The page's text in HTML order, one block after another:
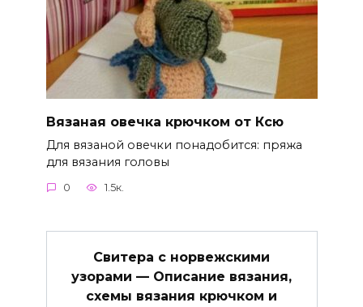
Вязаная овечка крючком от Ксю
Для вязаной овечки понадобится: пряжа
для вязания головы
0 1.5к.
Свитера с норвежскими
узорами — Описание вязания,
схемы вязания крючком и